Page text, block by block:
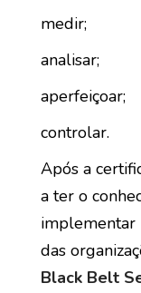
medir;
analisar;
aperfeiçoar;
controlar.
Após a
a ter o
implementar
das
Black Belt